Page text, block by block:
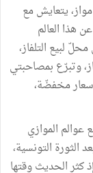
يتعايش مع
هذا العالم
لبيع التلفاز،
وتبرّع بمصاحبتي
مخفضّة،
الموازي
التونسية،
كثر الحديث وقتها